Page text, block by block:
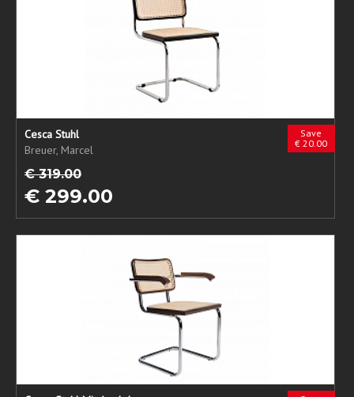
Save
€ 20.00
Cesca Stuhl
Breuer, Marcel
€ 319.00
€ 299.00